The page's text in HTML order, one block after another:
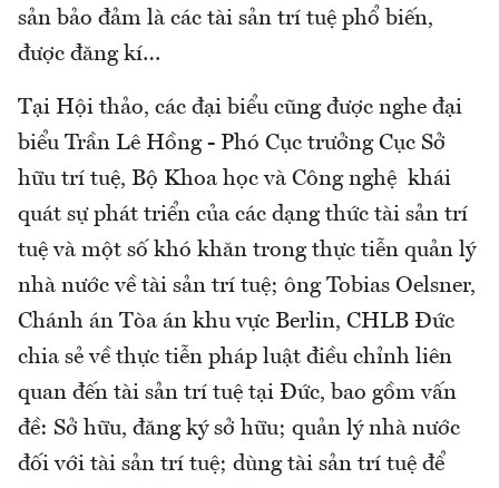
sản bảo đảm là các tài sản trí tuệ phổ biến,
được đăng kí…
Tại Hội thảo, các đại biểu cũng được nghe đại
biểu Trần Lê Hồng - Phó Cục trưởng Cục Sở
hữu trí tuệ, Bộ Khoa học và Công nghệ khái
quát sự phát triển của các dạng thức tài sản trí
tuệ và một số khó khăn trong thực tiễn quản lý
nhà nước về tài sản trí tuệ; ông Tobias Oelsner,
Chánh án Tòa án khu vực Berlin, CHLB Đức
chia sẻ về thực tiễn pháp luật điều chỉnh liên
quan đến tài sản trí tuệ tại Đức, bao gồm vấn
đề: Sở hữu, đăng ký sở hữu; quản lý nhà nước
đối với tài sản trí tuệ; dùng tài sản trí tuệ để